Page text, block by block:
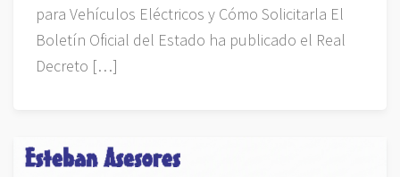
para Vehículos Eléctricos y Cómo Solicitarla El
Boletín Oficial del Estado ha publicado el Real
Decreto […]